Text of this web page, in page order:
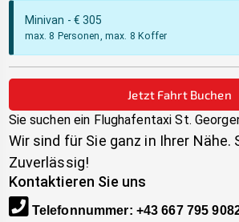
Minivan - €305
max. 8 Personen, max. 8 Koffer
Jetzt Fahrt Buchen
Sie suchen ein Flughafentaxi St.
Wir sind für Sie ganz in Ihrer Nähe.
Zuverlässig!
Kontaktieren Sie uns
Telefonnummer: +43 667 795